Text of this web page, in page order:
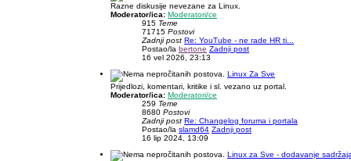
Razne diskusije nevezane za Linux.
Moderator/ica: Moderatori/ce
915 Teme
71715 Postovi
Zadnji post Re: YouTube - ne rade HR ti...
Postao/la bertone Zadnji post
16 vel 2026, 23:13
Linux Za Sve
Prijedlozi, komentari, kritike i sl. vezano uz portal.
Moderator/ica: Moderatori/ce
259 Teme
8680 Postovi
Zadnji post Re: Changelog foruma i portala
Postao/la slamd64 Zadnji post
16 lip 2024, 13:09
Linux za Sve - dodavanje sadržaja